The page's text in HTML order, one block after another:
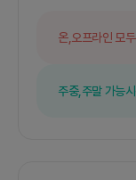
온,오프라인 모
주중,주말 가능